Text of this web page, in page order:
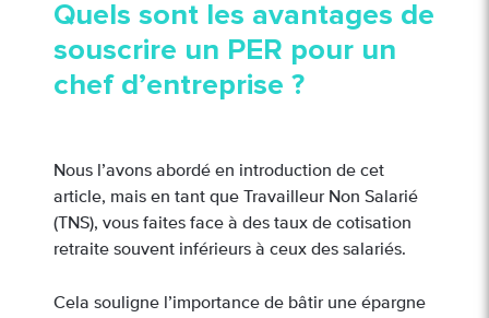
Quels sont les avantages de
souscrire un PER pour un
chef d’entreprise ?
Nous l’avons abordé en introduction de cet
article, mais en tant que Travailleur Non Salarié
(TNS), vous faites face à des taux de cotisation
retraite souvent inférieurs à ceux des salariés.
Cela souligne l’importance de bâtir une épargne